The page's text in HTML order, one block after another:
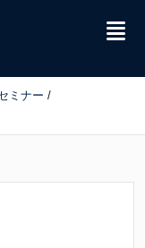
ミナー /